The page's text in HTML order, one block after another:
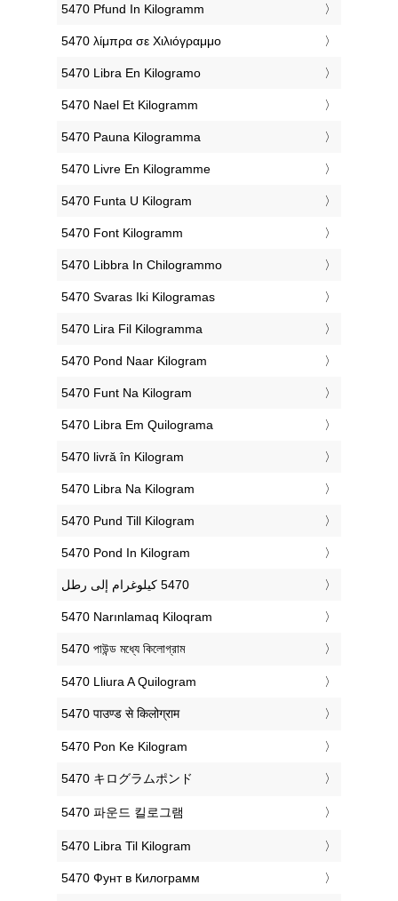
‎5470 Pfund In Kilogramm
‎5470 λίμπρα σε Χιλιόγραμμο
‎5470 Libra En Kilogramo
‎5470 Nael Et Kilogramm
‎5470 Pauna Kilogramma
‎5470 Livre En Kilogramme
‎5470 Funta U Kilogram
‎5470 Font Kilogramm
‎5470 Libbra In Chilogrammo
‎5470 Svaras Iki Kilogramas
‎5470 Lira Fil Kilogramma
‎5470 Pond Naar Kilogram
‎5470 Funt Na Kilogram
‎5470 Libra Em Quilograma
‎5470 livră în Kilogram
‎5470 Libra Na Kilogram
‎5470 Pund Till Kilogram
‎5470 Pond In Kilogram
‎5470 Narınlamaq Kiloqram
‎5470 পাউন্ড মধ্যে কিলোগ্রাম
‎5470 Lliura A Quilogram
‎5470 पाउण्ड से किलोग्राम
‎5470 Pon Ke Kilogram
‎5470 キログラムポンド
‎5470 파운드 킬로그램
‎5470 Libra Til Kilogram
‎5470 Фунт в Килограмм